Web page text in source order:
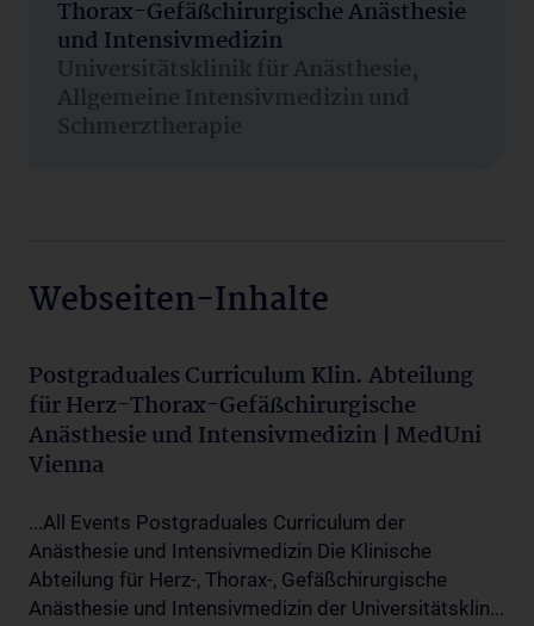
Thorax-Gefäßchirurgische Anästhesie
und Intensivmedizin
Universitätsklinik für Anästhesie,
Allgemeine Intensivmedizin und
Schmerztherapie
Webseiten-Inhalte
Postgraduales Curriculum Klin. Abteilung
für Herz-Thorax-Gefäßchirurgische
Anästhesie und Intensivmedizin | MedUni
Vienna
...All Events Postgraduales Curriculum der
Anästhesie und Intensivmedizin Die Klinische
Abteilung für Herz-, Thorax-, Gefäßchirurgische
Anästhesie und Intensivmedizin der Universitätsklin...